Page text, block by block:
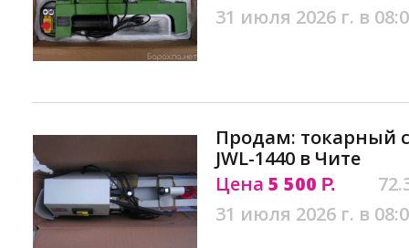
31 июля 2026 г. в
Продам: токарный
JWL-1440 в Чите
Цена 5 500 Р.
31 июля 2026 г. в